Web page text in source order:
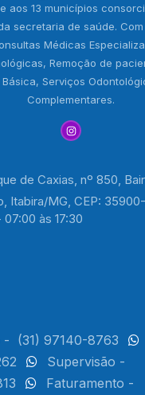
aos 13 municípios
secretaria de saúde.
Médicas
Remoção de
Serviços
Complementares.
de Caxias, nº 850,
Itabira/MG, CEP:
às 17:30
- (31) 97140-8763
Supervisão -
Faturamento -